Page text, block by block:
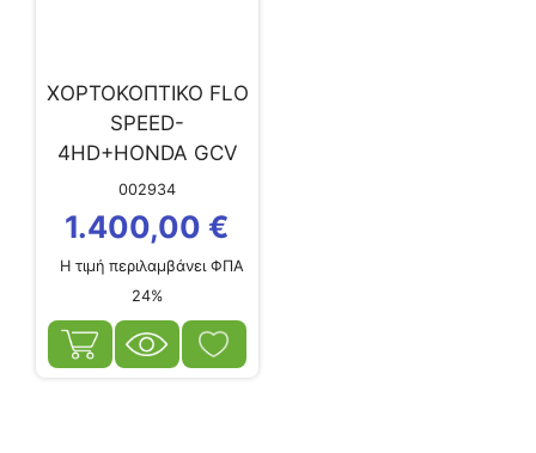
ΧΟΡΤΟΚΟΠΤΙΚΟ FLO
SPEED-
4HD+HONDA GCV
160
002934
1.400,00 €
Η τιμή περιλαμβάνει ΦΠΑ
24%